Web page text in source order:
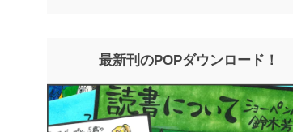
最新刊のPOPダウンロード！